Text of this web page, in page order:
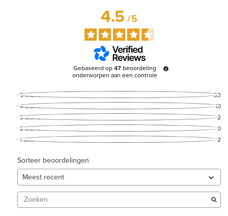
4.5/5
Gebaseerd op47beoordeling
onderworpen aan een controle
5sterren
33
4sterren
10
3sterren
2
2sterren
0
1ster 2
Sorteer beoordelingen